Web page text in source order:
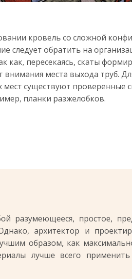
кровель со сложной
следует обратить на
как, пересекаясь, скаты
внимания места выхода труб.
мест существуют проверенные
планки разжелобков.
разумеющееся, простое,
архитектор и
образом, как
лучше всего